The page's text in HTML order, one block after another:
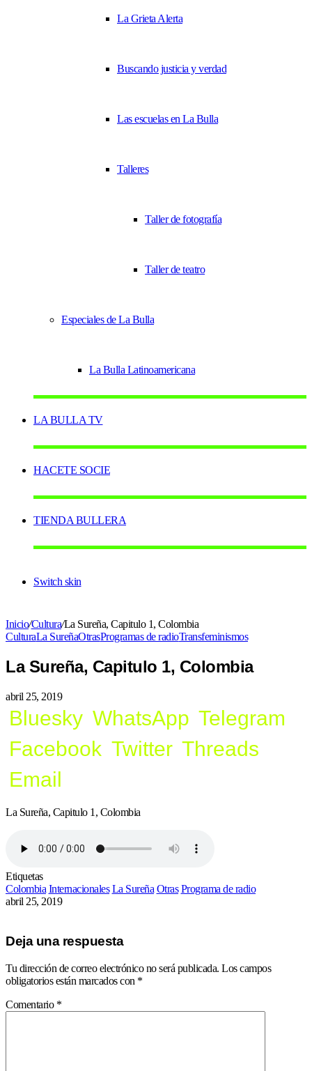
La Grieta Alerta
Buscando justicia y verdad
Las escuelas en La Bulla
Talleres
Taller de fotografía
Taller de teatro
Especiales de La Bulla
La Bulla Latinoamericana
LA BULLA TV
HACETE SOCIE
TIENDA BULLERA
Switch skin
Inicio/Cultura/La Sureña, Capitulo 1, Colombia
CulturaLa SureñaOtrasProgramas de radioTransfeminismos
La Sureña, Capitulo 1, Colombia
abril 25, 2019
Bluesky WhatsApp Telegram
Facebook Twitter Threads
Email
La Sureña, Capitulo 1, Colombia
Etiquetas
Colombia Internacionales La Sureña Otras Programa de radio
abril 25, 2019
Deja una respuesta
Tu dirección de correo electrónico no será publicada. Los campos
obligatorios están marcados con *
Comentario *